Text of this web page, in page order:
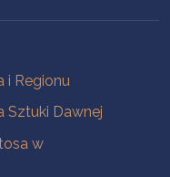
i Regionu
Sztuki Dawnej
w